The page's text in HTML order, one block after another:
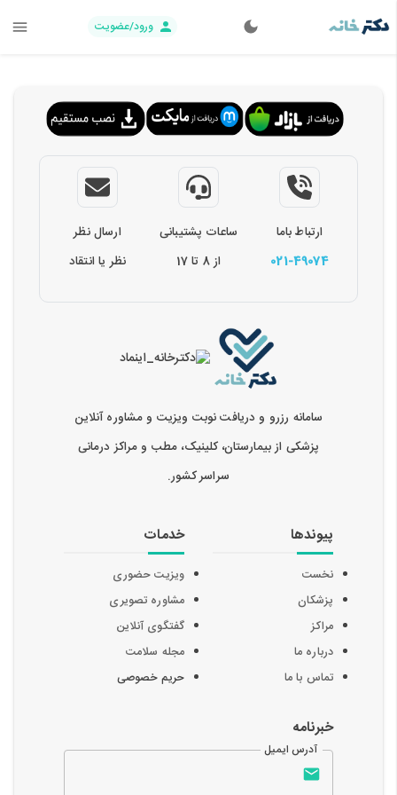
ورود/عضویت
ارتباط باما
021-49074
ساعات پشتیبانی
از 8 تا 17
ارسال نظر
نظر یا انتقاد
سامانه رزرو و دریافت نوبت ویزیت و مشاوره آنلاین
پزشکی از بیمارستان، کلینیک، مطب و مراکز درمانی
سراسر کشور.
پیوندها
نخست
پزشکان
مراکز
درباره ما
تماس با ما
خدمات
ویزیت حضوری
مشاوره تصویری
گفتگوی آنلاین
مجله سلامت
حریم خصوصی
خبرنامه
آدرس ایمیل